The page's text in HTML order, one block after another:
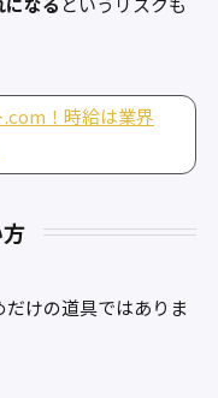
！時給は業界
けの道具ではありま